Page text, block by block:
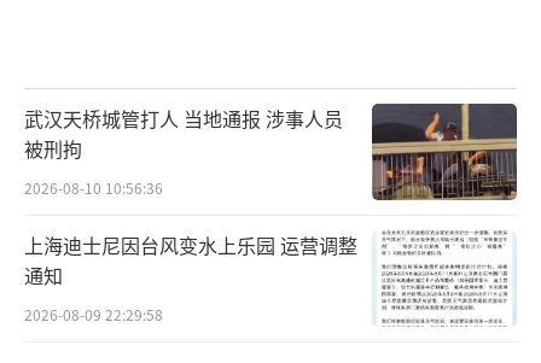
武汉天桥城管打人 当地通报 涉事人员
被刑拘
2026-08-10 10:56:36
上海迪士尼因台风变水上乐园 运营调整
通知
2026-08-09 22:29:58